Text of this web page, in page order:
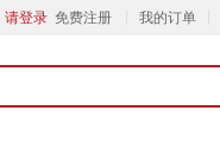
请登录 免费注册 我的订单